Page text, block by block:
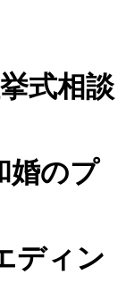
式相談
婚のプ
ディン